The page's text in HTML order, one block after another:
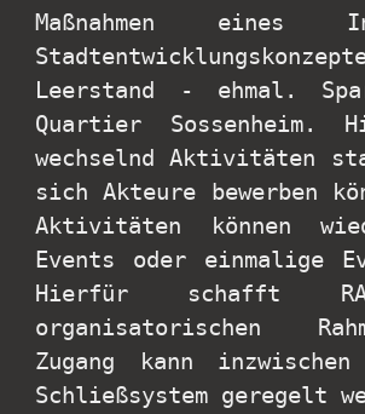
Maßnahmen eines
Leerstand - ehmal.
Quartier Sossenheim.
wechselnd Aktivitäten
sich Akteure bewerben
Aktivitäten können
Events oder einmalige
Hierfür schafft
organisatorischen
Zugang kann
Schließsystem geregelt